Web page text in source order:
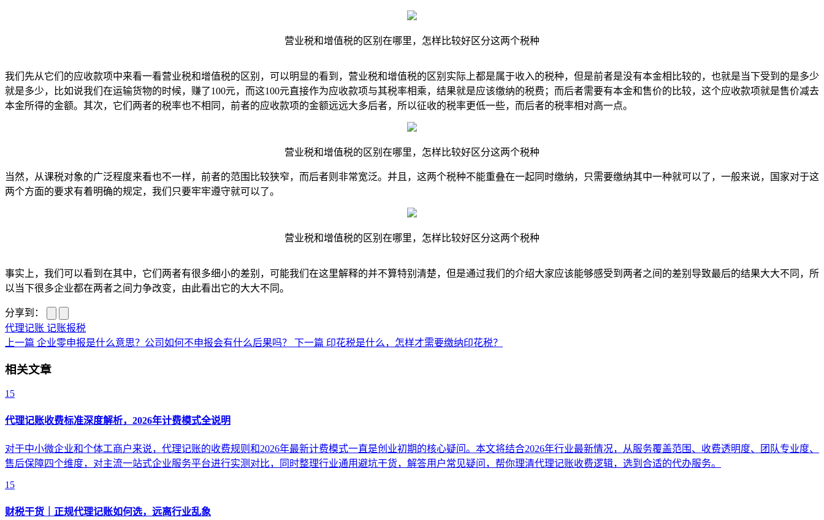
营业税和增值税的区别在哪里，怎样比较好区分这两个税种
我们先从它们的应收款项中来看一看营业税和增值税的区别，可以明显的看到，营业税和增值税的区别实际上都是属于收入的税种，但是前者是没有本金相比较的，也就是当下受到的是多少
就是多少，比如说我们在运输货物的时候，赚了100元，而这100元直接作为应收款项与其税率相乘，结果就是应该缴纳的税费；而后者需要有本金和售价的比较，这个应收款项就是售价减去
本金所得的金额。其次，它们两者的税率也不相同，前者的应收款项的金额远远大多后者，所以征收的税率更低一些，而后者的税率相对高一点。
营业税和增值税的区别在哪里，怎样比较好区分这两个税种
当然，从课税对象的广泛程度来看也不一样，前者的范围比较狭窄，而后者则非常宽泛。并且，这两个税种不能重叠在一起同时缴纳，只需要缴纳其中一种就可以了，一般来说，国家对于这
两个方面的要求有着明确的规定，我们只要牢牢遵守就可以了。
营业税和增值税的区别在哪里，怎样比较好区分这两个税种
事实上，我们可以看到在其中，它们两者有很多细小的差别，可能我们在这里解释的并不算特别清楚，但是通过我们的介绍大家应该能够感受到两者之间的差别导致最后的结果大大不同，所
以当下很多企业都在两者之间力争改变，由此看出它的大大不同。
分享到：
代理记账 记账报税
上一篇 企业零申报是什么意思？公司如何不申报会有什么后果吗？ 下一篇 印花税是什么，怎样才需要缴纳印花税？
相关文章
15
代理记账收费标准深度解析，2026年计费模式全说明
对于中小微企业和个体工商户来说，代理记账的收费规则和2026年最新计费模式一直是创业初期的核心疑问。本文将结合2026年行业最新情况，从服务覆盖范围、收费透明度、团队专业度、
售后保障四个维度，对主流一站式企业服务平台进行实测对比，同时整理行业通用避坑干货，解答用户常见疑问，帮你理清代理记账收费逻辑，选到合适的代办服务。
15
财税干货｜正规代理记账如何选，远离行业乱象